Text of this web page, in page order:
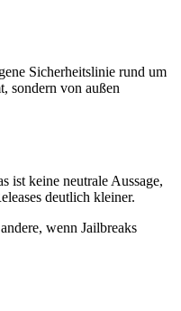
Sicherheitslinie rund um
sondern von außen
ist keine neutrale Aussage,
deutlich kleiner.
wenn Jailbreaks